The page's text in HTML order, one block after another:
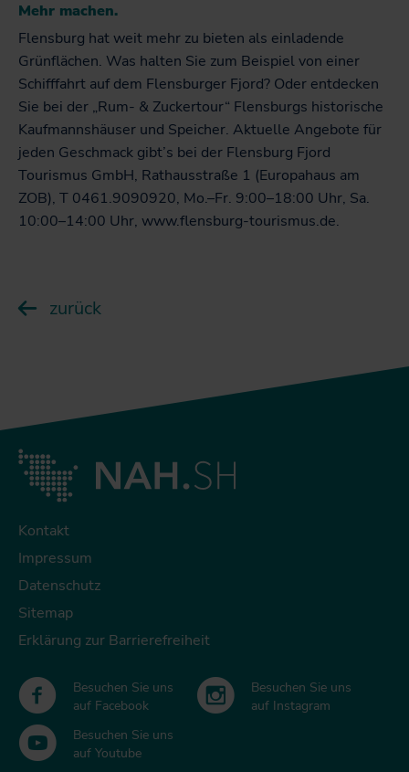
Mehr machen.
Flensburg hat weit mehr zu bieten als einladende
Grünflächen. Was halten Sie zum Beispiel von einer
Schifffahrt auf dem Flensburger Fjord? Oder entdecken
Sie bei der „Rum- & Zuckertour“ Flensburgs historische
Kaufmannshäuser und Speicher. Aktuelle Angebote für
jeden Geschmack gibt’s bei der Flensburg Fjord
Tourismus GmbH, Rathausstraße 1 (Europahaus am
ZOB), T 0461.9090920, Mo.–Fr. 9:00–18:00 Uhr, Sa.
10:00–14:00 Uhr, www.flensburg-tourismus.de.
zurück
Kontakt
Impressum
Datenschutz
Sitemap
Erklärung zur Barrierefreiheit
Besuchen Sie uns
auf Facebook
Besuchen Sie uns
auf Instagram
Besuchen Sie uns
auf Youtube